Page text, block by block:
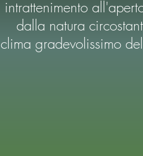
intrattenimento
dalla natura
clima gradevolissimo